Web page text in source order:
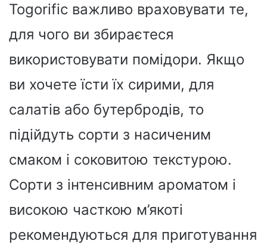
Togorific важливо враховувати те,
для чого ви збираєтеся
використовувати помідори. Якщо
ви хочете їсти їх сирими, для
салатів або бутербродів, то
підійдуть сорти з насиченим
смаком і соковитою текстурою.
Сорти з інтенсивним ароматом і
високою часткою м’якоті
рекомендуються для приготування